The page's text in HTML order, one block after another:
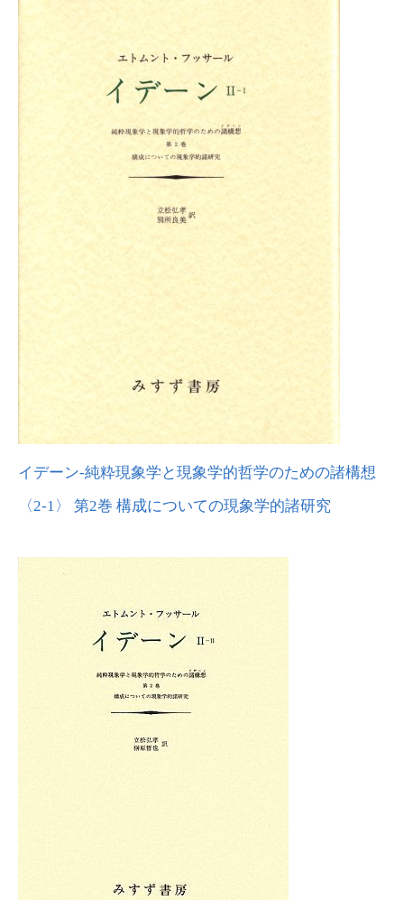
イデーン-純粋現象学と現象学的哲学のための諸構想
〈2‐1〉 第2巻 構成についての現象学的諸研究